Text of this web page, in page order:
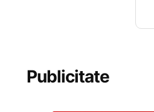
Publicitate